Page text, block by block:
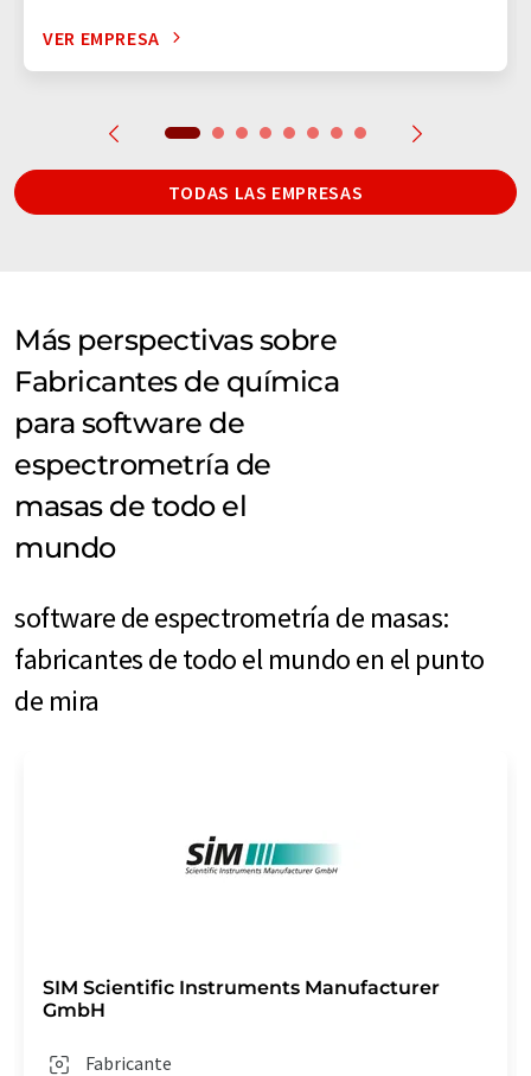
VER EMPRESA
TODAS LAS EMPRESAS
Más perspectivas sobre
Fabricantes de química
para software de
espectrometría de
masas de todo el
mundo
software de espectrometría de masas:
fabricantes de todo el mundo en el punto
de mira
SIM Scientific Instruments Manufacturer
GmbH
Fabricante